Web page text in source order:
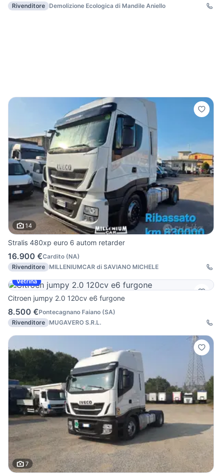
Rivenditore Demolizione Ecologica di Mandile Aniello
14
Stralis 480xp euro 6 autom retarder
16.900 €Cardito (NA)
Rivenditore MILLENIUMCAR di SAVIANO MICHELE
Vetrina
Citroen jumpy 2.0 120cv e6 furgone
8.500 €Pontecagnano Faiano (SA)
Rivenditore MUGAVERO S.R.L.
7